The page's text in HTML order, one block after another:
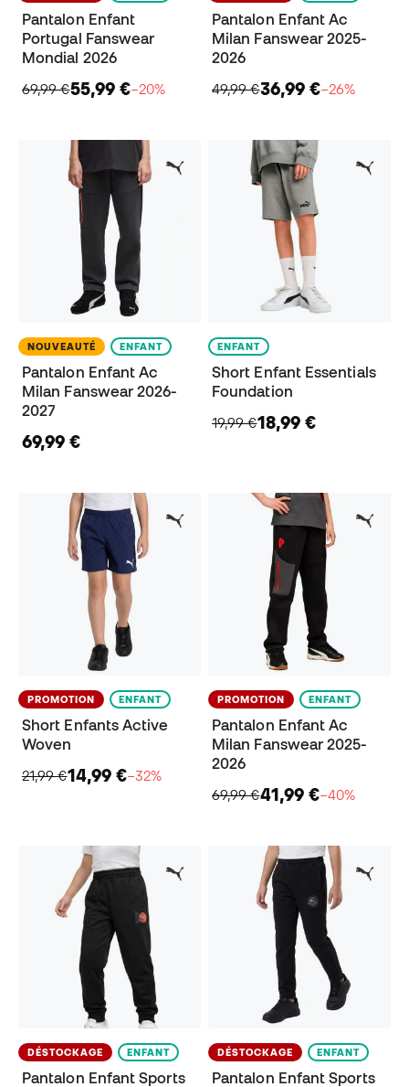
Pantalon Enfant
Portugal Fanswear
Mondial 2026
69,99 €55,99 €−20%
Pantalon Enfant Ac
Milan Fanswear 2025-
2026
49,99 €36,99 €−26%
NOUVEAUTÉ ENFANT
Pantalon Enfant Ac
Milan Fanswear 2026-
2027
69,99 €
ENFANT
Short Enfant Essentials
Foundation
19,99 €18,99 €
PROMOTION ENFANT
Short Enfants Active
Woven
21,99 €14,99 €−32%
PROMOTION ENFANT
Pantalon Enfant Ac
Milan Fanswear 2025-
2026
69,99 €41,99 €−40%
DÉSTOCKAGE ENFANT
Pantalon Enfant Sports
DÉSTOCKAGE ENFANT
Pantalon Enfant Sports